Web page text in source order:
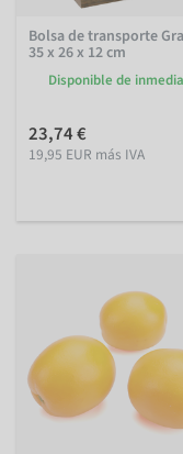
Bolsa de transporte
35 x 26 x 12 cm
Disponible de
23,74 €
19,95 EUR más IVA